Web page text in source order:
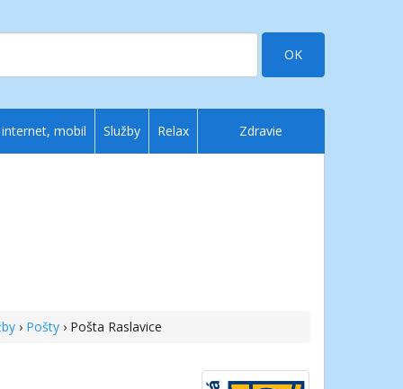
OK
› Pošty › Pošta Raslavice
internet, mobil Služby Relax Zdravie